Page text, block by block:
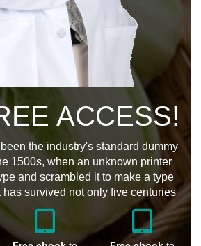
ACCESS!
the industry's standard dummy
1500s, when an unknown printer
and scrambled it to make a type
has survived not only five centuries